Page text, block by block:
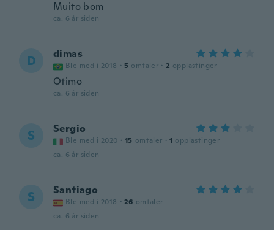
Muito bom
ca. 6 år siden
D dimas
Ble med i 2018 · 5 omtaler · 2 opplastinger
Otimo
ca. 6 år siden
S Sergio
Ble med i 2020 · 15 omtaler · 1 opplastinger
ca. 6 år siden
S Santiago
Ble med i 2018 · 26 omtaler
ca. 6 år siden